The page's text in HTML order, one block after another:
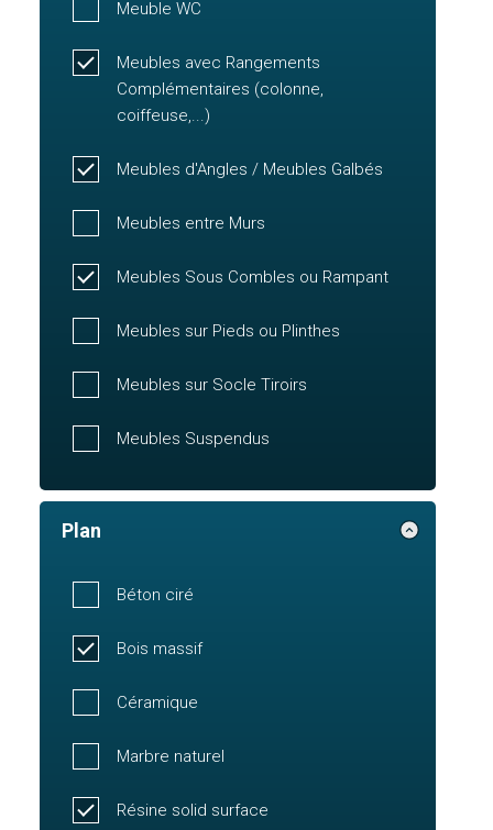
Meuble WC
Meubles avec Rangements
Complémentaires (colonne,
coiffeuse,...)
Meubles d'Angles / Meubles Galbés
Meubles entre Murs
Meubles Sous Combles ou Rampant
Meubles sur Pieds ou Plinthes
Meubles sur Socle Tiroirs
Meubles Suspendus
Plan
Béton ciré
Bois massif
Céramique
Marbre naturel
Résine solid surface